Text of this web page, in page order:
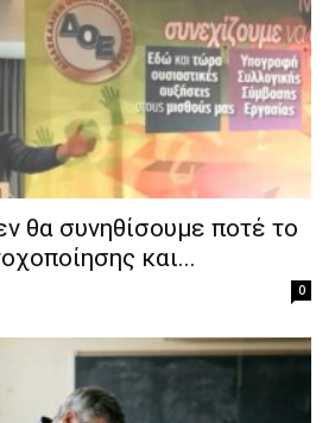
θα συνηθίσουμε ποτέ το
και...
0